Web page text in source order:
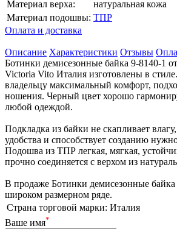
Материал верха:
натуральная кожа
Материал подошвы: ТПР
Оплата и доставка
Описание Характеристики Отзывы
Ботинки демисезонные байка 9-8140-1
Victoria Vito Италия изготовлены в
владельцу максимальный комфорт,
ношения. Черный цвет хорошо
любой одеждой.
Подкладка из байки не скапливает
удобства и способствует созданию
Подошва из ТПР легкая, мягкая,
прочно соединяется с верхом из
В продаже Ботинки демисезонные байка
широком размерном ряде.
Страна торговой марки: Италия
Ваше имя*